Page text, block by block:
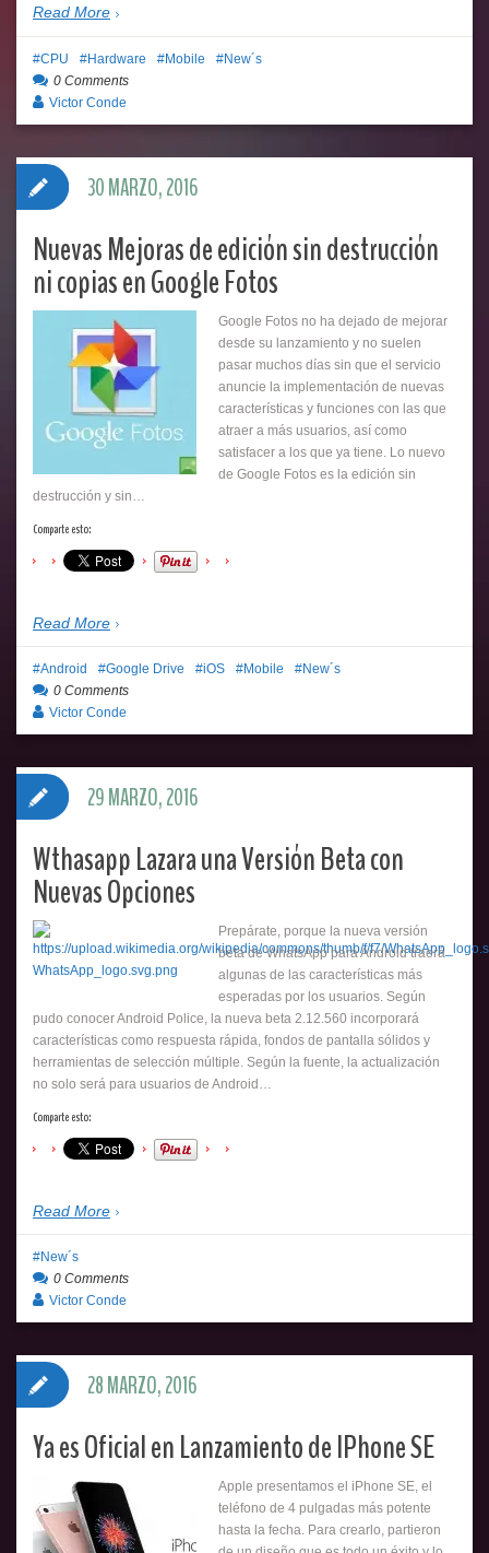
Read More
CPU Hardware Mobile
New´s
0 Comments
Victor Conde
Nuevas Mejoras de edición sin destrucción
ni copias en Google Fotos
Google Fotos no ha dejado de mejorar
desde su lanzamiento y no suelen
pasar muchos días sin que el servicio
anuncie la implementación de nuevas
características y funciones con las que
atraer a más usuarios, así como
satisfacer a los que ya tiene. Lo nuevo
de Google Fotos es la edición sin
destrucción y sin…
Comparte esto:
Read More
30 MARZO, 2016
Android Google Drive iOS Mobile
New´s
0 Comments
Victor Conde
Wthasapp Lazara una Versión Beta con
Nuevas Opciones
Prepárate, porque la nueva versión
beta de WhatsApp para Android traerá
algunas de las características más
esperadas por los usuarios. Según
pudo conocer Android Police, la nueva beta 2.12.560 incorporará
características como respuesta rápida, fondos de pantalla sólidos y
herramientas de selección múltiple. Según la fuente, la actualización
no solo será para usuarios de Android…
Comparte esto:
Read More
29 MARZO, 2016
New´s
0 Comments
Victor Conde
Ya es Oficial en Lanzamiento de IPhone SE
Apple presentamos el iPhone SE, el
teléfono de 4 pulgadas más potente
hasta la fecha. Para crearlo, partieron
28 MARZO, 2016